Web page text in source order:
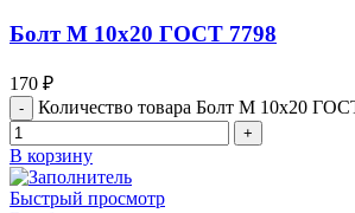
Болт М 10х20 ГОСТ 7798
170 ₽
Количество товара Болт М 10х20
В корзину
Быстрый просмотр